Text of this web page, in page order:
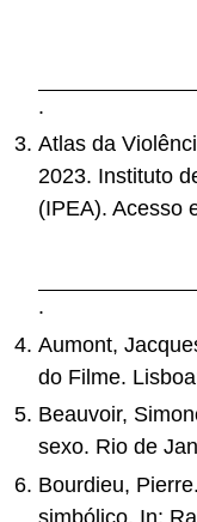
.
Atlas da
2023. Instituto
(IPEA). Acesso
.
Aumont,
do Filme.
Beauvoir,
sexo. Rio de
Bourdieu,
simbólico. In: